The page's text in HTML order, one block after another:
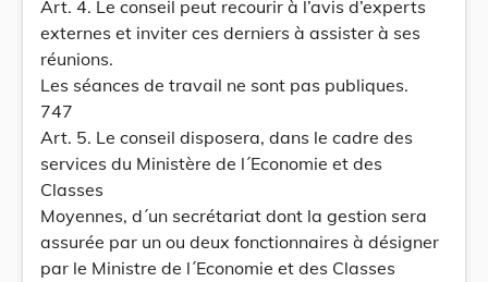
Art. 4. Le conseil peut recourir à l’avis d’experts
externes et inviter ces derniers à assister à ses
réunions.
Les séances de travail ne sont pas publiques.
747
Art. 5. Le conseil disposera, dans le cadre des
services du Ministère de l´Economie et des
Classes
Moyennes, d´un secrétariat dont la gestion sera
assurée par un ou deux fonctionnaires à désigner
par le Ministre de l´Economie et des Classes